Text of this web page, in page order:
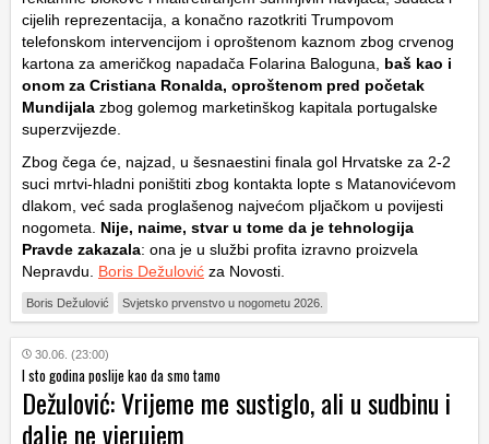
cijelih reprezentacija, a konačno razotkriti Trumpovom
telefonskom intervencijom i oproštenom kaznom zbog crvenog
kartona za američkog napadača Folarina Baloguna
baš kao i
onom za Cristiana Ronalda, oproštenom pred početak
Mundijala zbog golemog marketinškog kapitala portugalske
superzvijezde.
Zbog čega će, najzad, u šesnaestini finala gol Hrvatske za 2-2
suci mrtvi-hladni poništiti zbog kontakta lopte s Matanovićevom
dlakom, već sada proglašenog najvećom pljačkom u povijesti
nogometa.
Nije, naime, stvar u tome da je tehnologija
Pravde zakazala: ona je u službi profita izravno proizvela
Nepravdu. Boris Dežulović za Novosti.
Boris Dežulović Svjetsko prvenstvo u nogometu 2026.
30.06. (23:00)
I sto godina poslije kao da smo tamo
Dežulović: Vrijeme me sustiglo, ali u sudbinu i
dalje ne vjerujem